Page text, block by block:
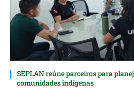
SEPLAN reúne parceiros para
comunidades indígenas